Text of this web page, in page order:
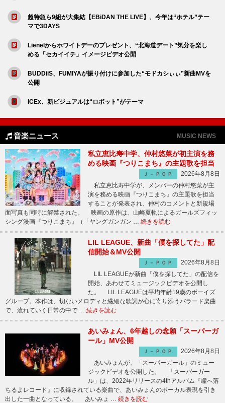
超特急ら9組が大集結【EBiDAN THE LIVE】、今年は“ホテル”テー
マで3DAYS
Lienelからホワイトデーのプレゼント、“北海道デート”気分を楽し
める「セカイイチ」イメージビデオ公開
BUDDiiS、FUMIYAが振り付けに参加した“モドカシぃぃ”新曲MVを
公開
ICEx、新ビジュアルは“ロボット”がテーマ
音楽ニュース MUSIC NEWS
私立恵比寿中学、仲村悠菜が初主演を務
める映画『つりこまち』の主題歌を担当
Ｊ－ＰＯＰ
2026年8月8日
私立恵比寿中学が、メンバーの仲村悠菜が主
演を務める映画『つりこまち』の主題歌を担当
することが発表され、仲村のコメントと新規場
面写真も同時に解禁された。 映画の原作は、山崎夏軌によるガールズフィッ
シング漫画『つりこまち』（「ヤングガンガン … 続きを読む
LIL LEAGUE、新曲「僕を探してた」配
信開始＆MV公開
Ｊ－ＰＯＰ
2026年8月8日
LIL LEAGUEが新曲「僕を探してた」の配信を
開始、あわせてミュージックビデオを公開し
た。 LIL LEAGUEは平均年齢19歳のボーイズ
グループ。本作は、切ないメロディと繊細な歌詞が心に寄り添うバラード楽曲
で、流れていく日常の中で … 続きを読む
あいみょん、6年越しの念願「スーパーガ
ール」MV公開
Ｊ－ＰＯＰ
2026年8月8日
あいみょんが、「スーパーガール」のミュー
ジックビデオを公開した。 「スーパーガー
ル」は、2022年リリースの4thアルバム『瞳へ落
ちるよレコード』に収録されている楽曲で、あいみょんのボーカル表現を引き
出した一曲となっている。 あいみょ … 続きを読む